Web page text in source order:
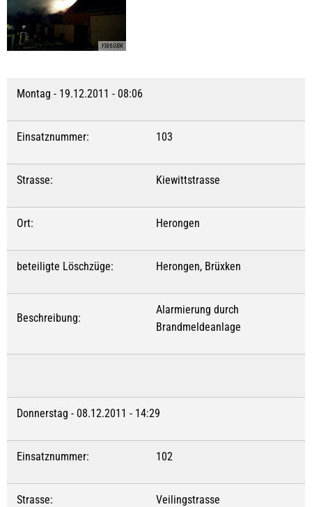
YI860BK
Montag - 19.12.2011 - 08:06
Einsatznummer: 103
Strasse: Kiewittstrasse
Ort: Herongen
beteiligte Löschzüge: Herongen, Brüxken
Beschreibung:
Alarmierung durch
Brandmeldeanlage
Donnerstag - 08.12.2011 - 14:29
Einsatznummer: 102
Strasse: Veilingstrasse